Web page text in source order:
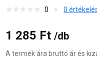
0
0
1 285 Ft /db
A termék ára bruttó ár és